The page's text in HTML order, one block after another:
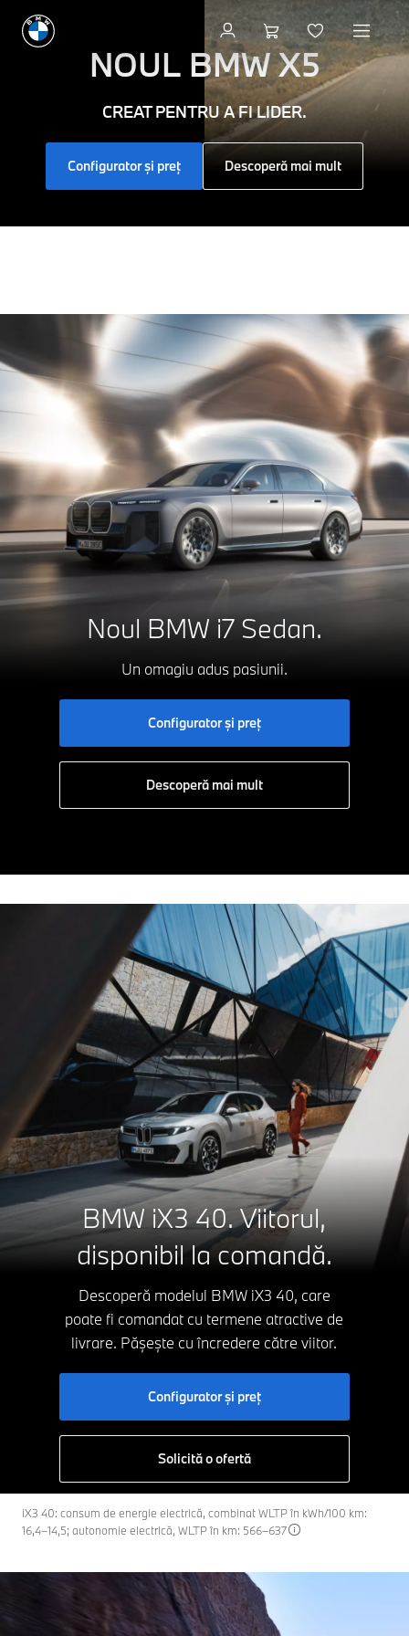
Bine
BMW
-
de
a
conduce
NOUL BMW X5
CREAT PENTRU A FI LIDER.
Configurator și preț Descoperă mai mult
NoulBMW i7Sedan.
Un omagiu adus pasiunii.
Configurator și preț
Descoperă mai mult
BMW iX3 40.Viitorul,
disponibil la comandă.
Descoperă modelul BMW iX3 40, care
poate fi comandat cu termene atractive de
livrare. Pășește cu încredere către viitor.
Configurator şi preţ
Solicită o ofertă
iX3 40: consum de energie electrică, combinat WLTP în kWh/100 km:
16,4–14,5; autonomie electrică, WLTP în km: 566–637